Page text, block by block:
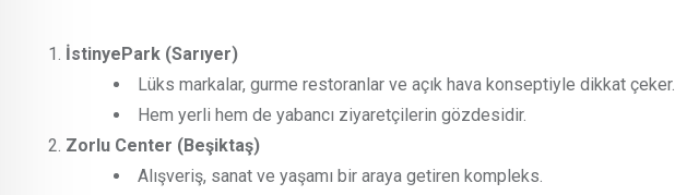
İstinyePark (Sarıyer)
Lüks markalar, gurme restoranlar ve açık hava konseptiyle dikkat çeker.
Hem yerli hem de yabancı ziyaretçilerin gözdesidir.
Zorlu Center (Beşiktaş)
Alışveriş, sanat ve yaşamı bir araya getiren kompleks.